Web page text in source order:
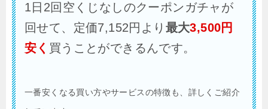
1日2回空くじなしのクーポンガチャが
回せて、定価7,152円より 最大3,500円
安く 買うことができるんです。
一番安くなる買い方やサービスの特徴も、詳しくご紹介